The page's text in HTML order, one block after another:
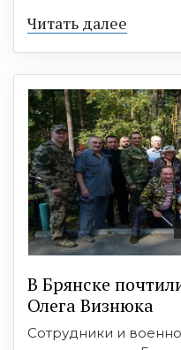
Читать далее
В Брянске
Олега Визнюка
Сотрудники и